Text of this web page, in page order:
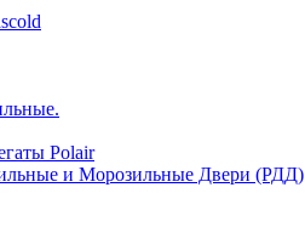
Polair
и Морозильные Двери (РДД)